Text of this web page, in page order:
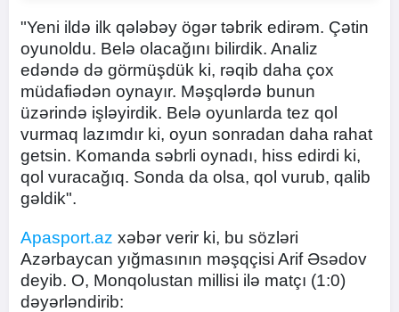
"Yeni ildə ilk qələbəy ögər təbrik edirəm. Çətin
oyunoldu. Belə olacağını bilirdik. Analiz
edəndə də görmüşdük ki, rəqib daha çox
müdafiədən oynayır. Məşqlərdə bunun
üzərində işləyirdik. Belə oyunlarda tez qol
vurmaq lazımdır ki, oyun sonradan daha rahat
getsin. Komanda səbrli oynadı, hiss edirdi ki,
qol vuracağıq. Sonda da olsa, qol vurub, qalib
gəldik".
Apasport.az xəbər verir ki, bu sözləri
Azərbaycan yığmasının məşqçisi Arif Əsədov
deyib. O, Monqolustan millisi ilə matçı (1:0)
dəyərləndirib: